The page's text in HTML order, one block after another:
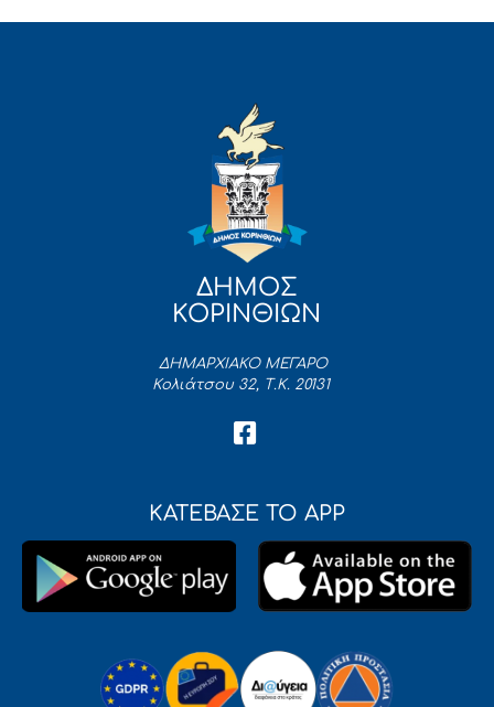
ΔΗΜΟΣ
ΚΟΡΙΝΘΙΩΝ
ΔΗΜΑΡΧΙΑΚΟ ΜΕΓΑΡΟ
Κολιάτσου 32, Τ.Κ. 20131
ΚΑΤΕΒΑΣΕ ΤΟ APP